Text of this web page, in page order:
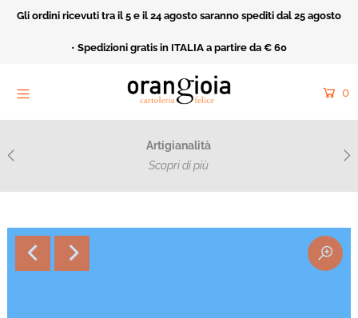
Gli ordini ricevuti tra il 5 e il 24 agosto saranno spediti dal 25 agosto
• Spedizioni gratis in ITALIA a partire da € 60
0
Artigianalità
Scopri di più
Rivendita
Acquarello e ricamo
Collezioni
Fatto Apposta